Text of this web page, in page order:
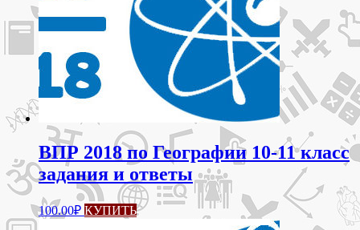
ВПР 2018 по Географии 10-11 класс
задания и ответы
100.00₽ КУПИТЬ